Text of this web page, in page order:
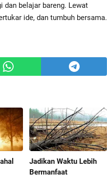
dan belajar bareng. Lewat
ide, dan tumbuh bersama.
Jadikan Waktu Lebih
Bermanfaat